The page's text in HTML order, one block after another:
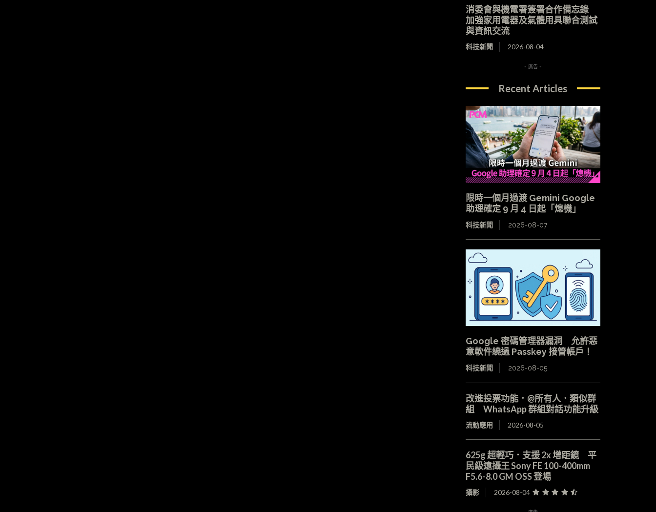
消委會與機電署簽署合作備忘錄
加強家用電器及氣體用具聯合測試
與資訊交流
科技新聞 2026-08-04
- 廣告 -
Recent Articles
限時一個月過渡 Gemini Google
助理確定 9 月 4 日起「熄機」
科技新聞 2026-08-07
Google 密碼管理器漏洞 允許惡
意軟件繞過 Passkey 接管帳戶！
科技新聞 2026-08-05
改進投票功能．@所有人．類似群
組 WhatsApp 群組對話功能升級
流動應用 2026-08-05
625g 超輕巧．支援 2x 增距鏡 平
民級遠攝王 Sony FE 100-400mm
F5.6-8.0 GM OSS 登場
攝影 2026-08-04